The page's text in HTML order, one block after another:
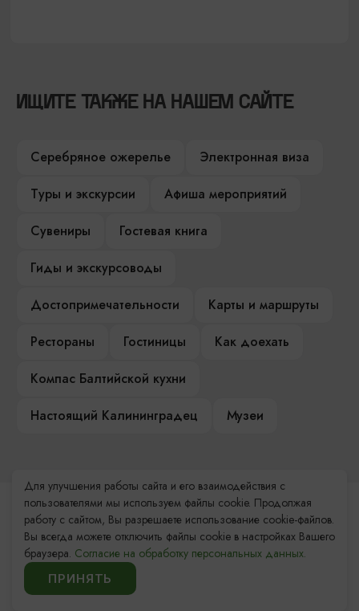
ИЩИТЕ ТАКЖЕ НА НАШЕМ САЙТЕ
Серебряное ожерелье
Электронная виза
Туры и экскурсии
Афиша мероприятий
Сувениры
Гостевая книга
Гиды и экскурсоводы
Достопримечательности
Карты и маршруты
Рестораны
Гостиницы
Как доехать
Компас Балтийской кухни
Настоящий Калининградец
Музеи
Контакты Туристского
информационного центра
+7 (4012) 555-200
Для улучшения работы сайта и его взаимодействия с
пользователями мы используем файлы cookie. Продолжая
работу с сайтом, Вы разрешаете использование cookie-файлов.
Вы всегда можете отключить файлы cookie в настройках Вашего
браузера. Согласие на обработку персональных данных.
ПРИНЯТЬ